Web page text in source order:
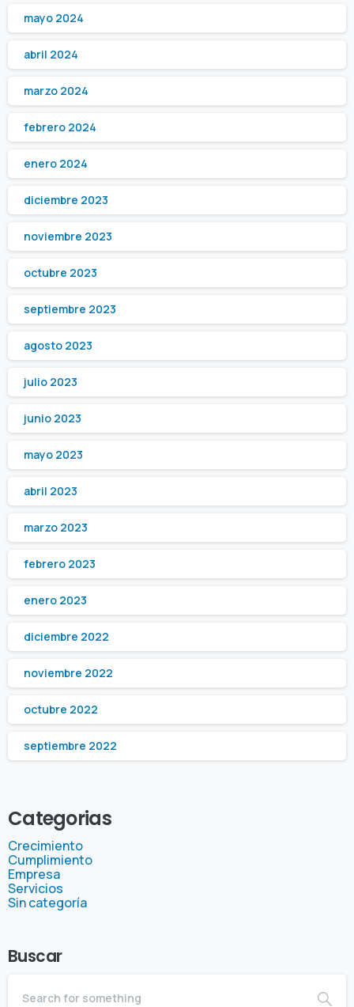
mayo 2024
abril 2024
marzo 2024
febrero 2024
enero 2024
diciembre 2023
noviembre 2023
octubre 2023
septiembre 2023
agosto 2023
julio 2023
junio 2023
mayo 2023
abril 2023
marzo 2023
febrero 2023
enero 2023
diciembre 2022
noviembre 2022
octubre 2022
septiembre 2022
Categorias
Crecimiento
Cumplimiento
Empresa
Servicios
Sin categoría
Buscar